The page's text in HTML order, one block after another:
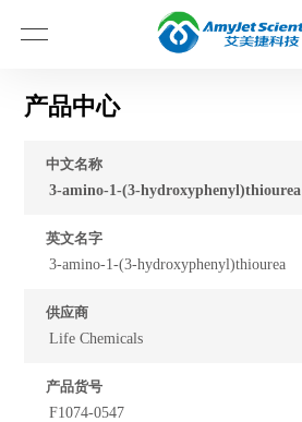
产品中心
中文名称
3-amino-1-(3-hydroxyphenyl)thiourea
英文名字
3-amino-1-(3-hydroxyphenyl)thiourea
供应商
Life Chemicals
产品货号
F1074-0547